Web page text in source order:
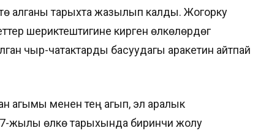
алганы тарыхта жазылып калды. Жогорку
шериктештигине кирген өлкөлөрдөгү
чыр-чатактарды басуудагы аракетин айтпай
агымы менен тең агып, эл аралык
жылы өлкө тарыхында биринчи жолу